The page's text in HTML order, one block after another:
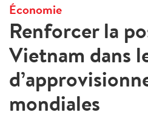
Économie
Renforcer la
Vietnam dans
mondiales